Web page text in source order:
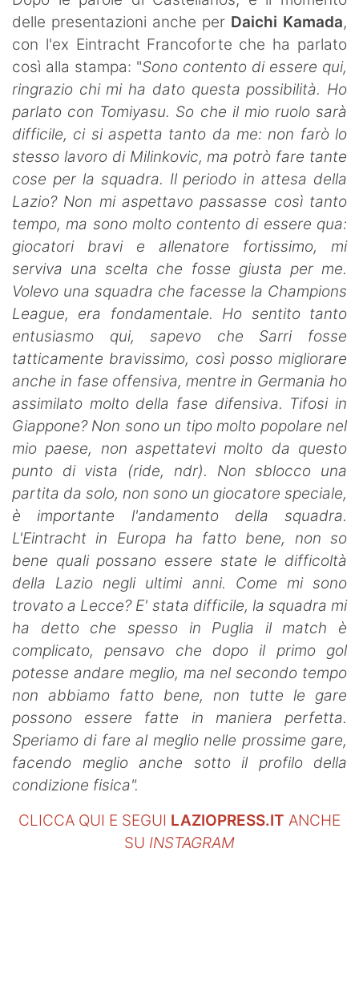
SHOP LAZIO
Contatti
delle presentazioni anche per Daichi Kamada,
con l'ex Eintracht Francoforte che ha parlato
così alla stampa: "Sono contento di essere qui,
ringrazio chi mi ha dato questa possibilità. Ho
parlato con Tomiyasu. So che il mio ruolo sarà
difficile, ci si aspetta tanto da me: non farò lo
stesso lavoro di Milinkovic, ma potrò fare tante
cose per la squadra. Il periodo in attesa della
Lazio? Non mi aspettavo passasse così tanto
tempo, ma sono molto contento di essere qua:
giocatori bravi e allenatore fortissimo, mi
serviva una scelta che fosse giusta per me.
Volevo una squadra che facesse la Champions
League, era fondamentale. Ho sentito tanto
entusiasmo qui, sapevo che Sarri fosse
tatticamente bravissimo, così posso migliorare
anche in fase offensiva, mentre in Germania ho
assimilato molto della fase difensiva. Tifosi in
Giappone? Non sono un tipo molto popolare nel
mio paese, non aspettatevi molto da questo
punto di vista (ride, ndr). Non sblocco una
partita da solo, non sono un giocatore speciale,
è importante l'andamento della squadra.
L'Eintracht in Europa ha fatto bene, non so
bene quali possano essere state le difficoltà
della Lazio negli ultimi anni. Come mi sono
trovato a Lecce? E' stata difficile, la squadra mi
ha detto che spesso in Puglia il match è
complicato, pensavo che dopo il primo gol
potesse andare meglio, ma nel secondo tempo
non abbiamo fatto bene, non tutte le gare
possono essere fatte in maniera perfetta.
Speriamo di fare al meglio nelle prossime gare,
facendo meglio anche sotto il profilo della
condizione fisica".
CLICCA QUI E SEGUI LAZIOPRESS.IT ANCHE
SU INSTAGRAM